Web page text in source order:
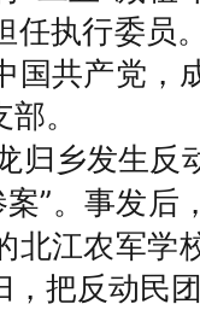
任执行委员
国共产党，
。
归乡发生反
”。事发后
北江农军学
，把反动民